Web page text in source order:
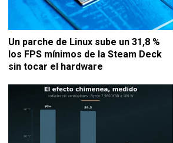
Un parche de Linux sube un 31,8 %
los FPS mínimos de la Steam Deck
sin tocar el hardware